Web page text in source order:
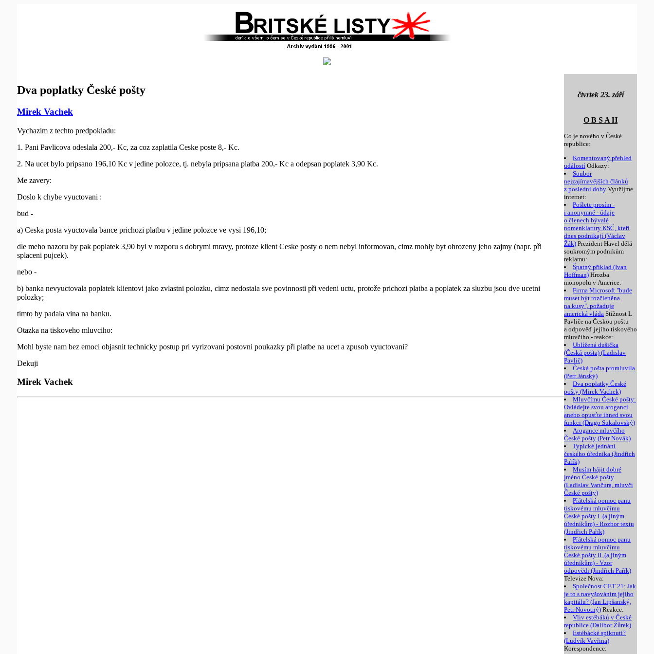
čtvrtek 23. září
O B S A H
Co je nového v České
republice:
Komentovaný přehled
událostí Odkazy:
Soubor
nejzajímavějších článků
z poslední doby Využijme
internet:
Pošlete prosím -
i anonymně - údaje
o členech bývalé
nomenklatury KSČ, kteří
dnes podnikají (Václav
Žák) Prezident Havel dělá
soukromým podnikům
reklamu:
Špatný příklad (Ivan
Hoffman) Hrozba
monopolu v Americe:
Firma Microsoft "bude
muset být rozčleněna
na kusy", požaduje
americká vláda Stížnost L
Pavliče na Českou poštu
a odpověď jejího tiskového
mluvčího - reakce:
Ublížená dušička
(Česká pošta) (Ladislav
Pavlič)
Česká pošta promluvila
(Petr Jánský)
Dva poplatky České
pošty (Mirek Vachek)
Mluvčímu České pošty:
Ovládejte svou aroganci
anebo opusťte ihned svou
funkci (Drago Sukalovský)
Arogance mluvčího
České pošty (Petr Novák)
Typické jednání
českého úředníka (Jindřich
Pařík)
Musím hájit dobré
jméno České pošty
(Ladislav Vančura, mluvčí
České pošty)
Přátelská pomoc panu
tiskovému mluvčímu
České pošty I. (a jiným
úředníkům) - Rozbor textu
(Jindřich Pařík)
Přátelská pomoc panu
tiskovému mluvčímu
České pošty II. (a jiným
úředníkům) - Vzor
odpovědi (Jindřich Pařík)
Televize Nova:
Společnost CET 21: Jak
je to s navyšováním jejího
kapitálu? (Jan Lipšanský,
Petr Novotný) Reakce:
Vliv estébáků v České
republice (Dalibor Žůrek)
Estébácké spiknutí?
(Ludvík Vavřina)
Korespondence:
Dva poplatky České pošty
Mirek Vachek
Vychazim z techto predpokladu:
1. Pani Pavlicova odeslala 200,- Kc, za coz zaplatila Ceske poste 8,- Kc.
2. Na ucet bylo pripsano 196,10 Kc v jedine polozce, tj. nebyla pripsana platba 200,- Kc a odepsan poplatek 3,90 Kc.
Me zavery:
Doslo k chybe vyuctovani :
bud -
a) Ceska posta vyuctovala bance prichozi platbu v jedine polozce ve vysi 196,10;
dle meho nazoru by pak poplatek 3,90 byl v rozporu s dobrymi mravy, protoze klient Ceske posty o nem nebyl informovan, cimz mohly byt ohrozeny jeho zajmy (napr. při
splaceni pujcek).
nebo -
b) banka nevyuctovala poplatek klientovi jako zvlastni polozku, cimz nedostala sve povinnosti při vedeni uctu, protože prichozi platba a poplatek za sluzbu jsou dve ucetni
polozky;
timto by padala vina na banku.
Otazka na tiskoveho mluvciho:
Mohl byste nam bez emoci objasnit technicky postup pri vyrizovani postovni poukazky při platbe na ucet a zpusob vyuctovani?
Dekuji
Mirek Vachek